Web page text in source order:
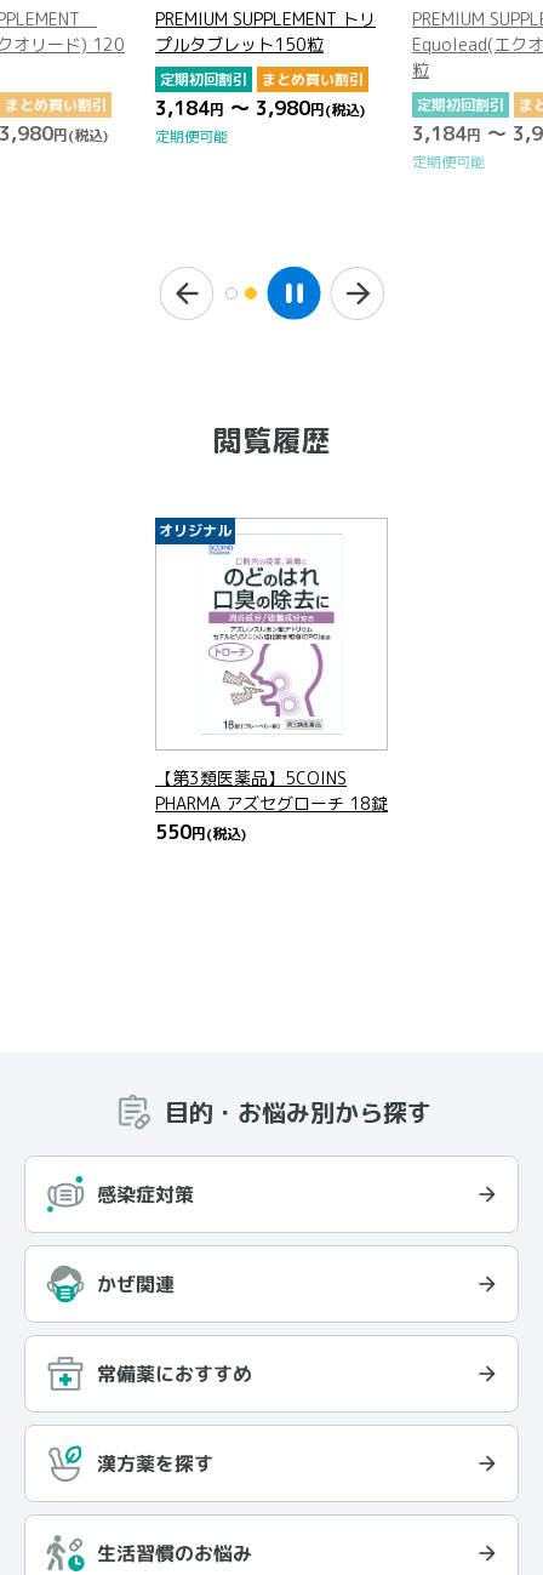
トリ
150粒
円(税込)
PREMIUM SUPPLEMENT
Equolead(エクオリード) 120
粒
定期初回割引 まとめ買い割引
3,184円～ 3,980
PREMIUM
プルタブレット
定期初回割引
3,184円～
定期便可能
閲覧履歴
オリジナル
【第3類医薬品】5COINS
PHARMA アズセグローチ 18錠
550円(税込)
目的・お悩み別から探す
感染症対策
かぜ関連
常備薬におすすめ
漢方薬を探す
生活習慣のお悩み